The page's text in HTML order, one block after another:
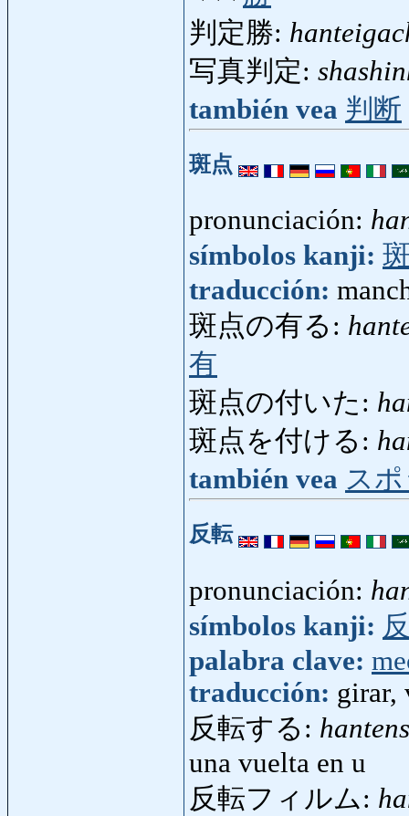
判定勝:
写真判定:
también vea 判断
斑点
pronunciación:
símbolos kanji:
traducción:
斑点の有る:
有
斑点の付いた:
斑点を付ける:
también vea ス
反転
pronunciación:
símbolos kanji:
palabra clave:
traducción: girar,
反転する:
una vuelta en u
反転フィルム: